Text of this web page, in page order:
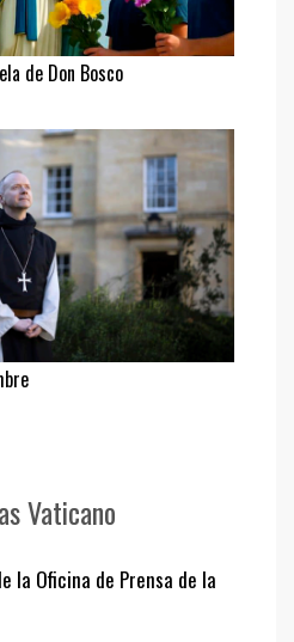
de Don Bosco
Vaticano
la Oficina de Prensa de la